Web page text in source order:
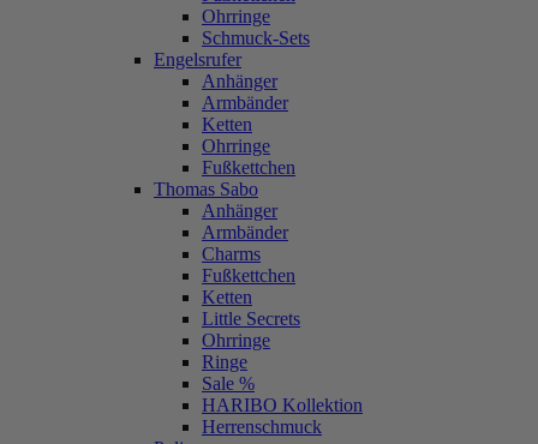
Ohrringe
Schmuck-Sets
Engelsrufer
Anhänger
Armbänder
Ketten
Ohrringe
Fußkettchen
Thomas Sabo
Anhänger
Armbänder
Charms
Fußkettchen
Ketten
Little Secrets
Ohrringe
Ringe
Sale %
HARIBO Kollektion
Herrenschmuck